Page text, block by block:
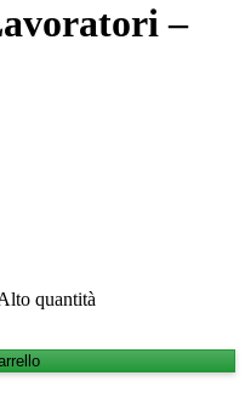
–
quantità